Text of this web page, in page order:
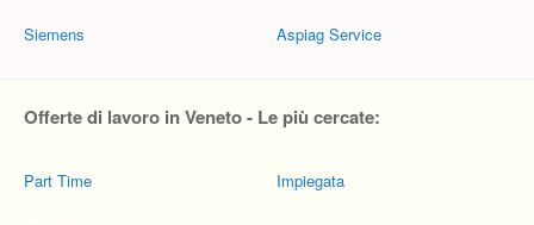
Siemens Aspiag Service
Offerte di lavoro in Veneto - Le più cercate:
Part Time Impiegata